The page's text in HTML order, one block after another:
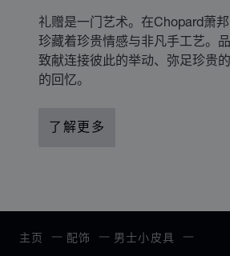
礼赠是一门艺术。在Chopard萧
珍藏着珍贵情感与非凡手工艺。
致献连接彼此的举动、弥足珍贵
的回忆。
了解更多
主页 配饰 男士小皮具